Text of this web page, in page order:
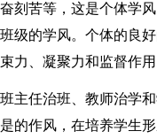
刻苦等，这是个体学
级的学风。个体的良
力、凝聚力和监督作用
主任治班、教师治学
的作风，在培养学生